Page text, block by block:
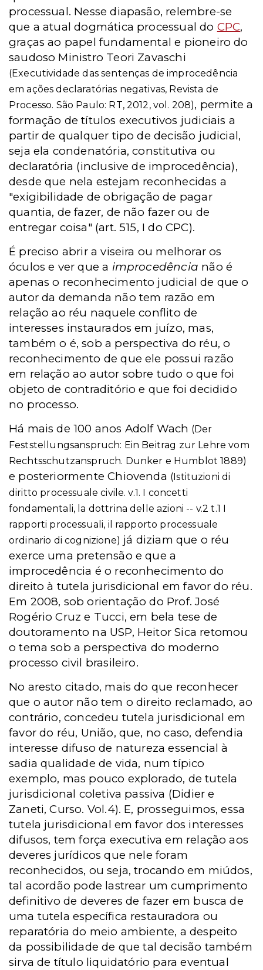
processual. Nesse diapasão, relembre-se
que a atual dogmática processual do CPC,
graças ao papel fundamental e pioneiro do
saudoso Ministro Teori Zavaschi
(Executividade das sentenças de improcedência
em ações declaratórias negativas, Revista de
Processo. São Paulo: RT, 2012, vol. 208), permite a
formação de títulos executivos judiciais a
partir de qualquer tipo de decisão judicial,
seja ela condenatória, constitutiva ou
declaratória (inclusive de improcedência),
desde que nela estejam reconhecidas a
"exigibilidade de obrigação de pagar
quantia, de fazer, de não fazer ou de
entregar coisa" (art. 515, I do CPC).
É preciso abrir a viseira ou melhorar os
óculos e ver que a improcedência não é
apenas o reconhecimento judicial de que o
autor da demanda não tem razão em
relação ao réu naquele conflito de
interesses instaurados em juízo, mas,
também o é, sob a perspectiva do réu, o
reconhecimento de que ele possui razão
em relação ao autor sobre tudo o que foi
objeto de contraditório e que foi decidido
no processo.
Há mais de 100 anos Adolf Wach (Der
Feststellungsanspruch: Ein Beitrag zur Lehre vom
Rechtsschutzanspruch. Dunker e Humblot 1889)
e posteriormente Chiovenda (Istituzioni di
diritto processuale civile. v.1. I concetti
fondamentali, la dottrina delle azioni -- v.2 t.1 I
rapporti processuali, il rapporto processuale
ordinario di cognizione) já diziam que o réu
exerce uma pretensão e que a
improcedência é o reconhecimento do
direito à tutela jurisdicional em favor do réu.
Em 2008, sob orientação do Prof. José
Rogério Cruz e Tucci, em bela tese de
doutoramento na USP, Heitor Sica retomou
o tema sob a perspectiva do moderno
processo civil brasileiro.
No aresto citado, mais do que reconhecer
que o autor não tem o direito reclamado, ao
contrário, concedeu tutela jurisdicional em
favor do réu, União, que, no caso, defendia
interesse difuso de natureza essencial à
sadia qualidade de vida, num típico
exemplo, mas pouco explorado, de tutela
jurisdicional coletiva passiva (Didier e
Zaneti, Curso. Vol.4). E, prosseguimos, essa
tutela jurisdicional em favor dos interesses
difusos, tem força executiva em relação aos
deveres jurídicos que nele foram
reconhecidos, ou seja, trocando em miúdos,
tal acordão pode lastrear um cumprimento
definitivo de deveres de fazer em busca de
uma tutela específica restauradora ou
reparatória do meio ambiente, a despeito
da possibilidade de que tal decisão também
sirva de título liquidatório para eventual